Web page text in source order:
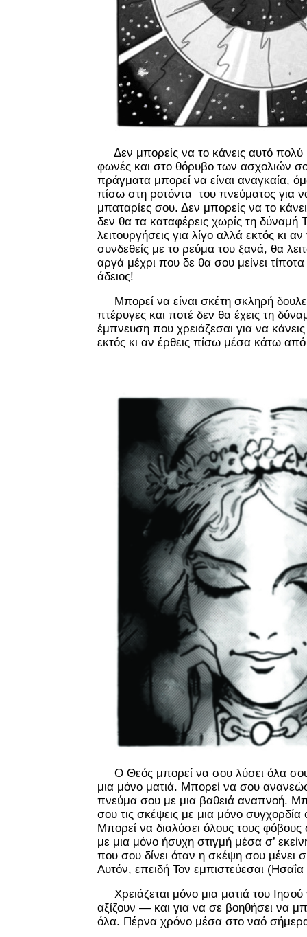
Δεν μπορείς να το κάνεις αυτό πολύ
φωνές και στο θόρυβο των ασχολιών
πράγματα μπορεί να είναι αναγκαία,
πίσω στη ροτόντα του πνεύματος για
μπαταρίες σου. Δεν μπορείς να το
δεν θα τα καταφέρεις χωρίς τη δύναμή
λειτουργήσεις για λίγο αλλά εκτός κι
συνδεθείς με το ρεύμα του ξανά, θα
αργά μέχρι που δε θα σου μείνει τίποτα
άδειος!
Μπορεί να είναι σκέτη σκληρή
πτέρυγες και ποτέ δεν θα έχεις τη
έμπνευση που χρειάζεσαι για να κάνεις
εκτός κι αν έρθεις πίσω μέσα κάτω
Ο Θεός μπορεί να σου λύσει όλα
μια μόνο ματιά. Μπορεί να σου
πνεύμα σου με μια βαθειά αναπνοή.
σου τις σκέψεις με μια μόνο συγχορδία
Μπορεί να διαλύσει όλους τους
με μια μόνο ήσυχη στιγμή μέσα σ’
που σου δίνει όταν η σκέψη σου μένει
Αυτόν, επειδή Τον εμπιστεύεσαι
Χρειάζεται μόνο μια ματιά του Ιησού
αξίζουν — και για να σε βοηθήσει να
όλα. Πέρνα χρόνο μέσα στο ναό